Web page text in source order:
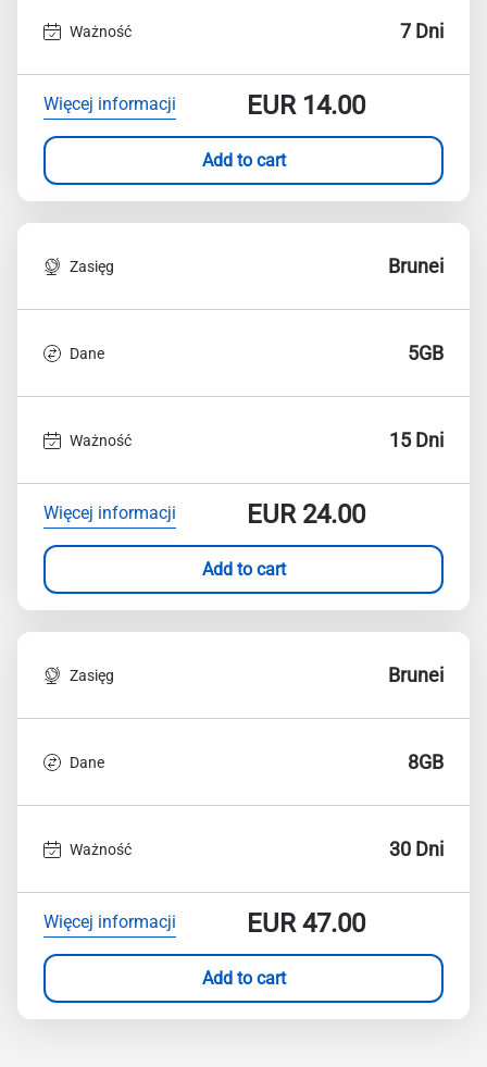
Ważność 7 Dni
Więcej informacji EUR14.00
Add to cart
Zasięg Brunei
Dane 5GB
Ważność 15 Dni
Więcej informacji EUR24.00
Add to cart
Zasięg Brunei
Dane 8GB
Ważność 30 Dni
Więcej informacji EUR47.00
Add to cart